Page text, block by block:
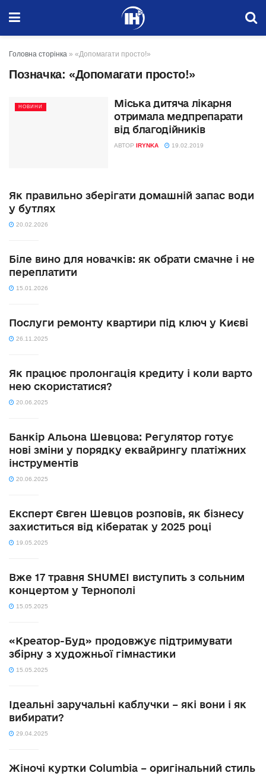
Головна сторінка » «Допомагати просто!»
Позначка: «Допомагати просто!»
НОВИНИ
Міська дитяча лікарня
отримала медпрепарати
від благодійників
АВТОР IRYNKA 19.02.2019
Як правильно зберігати домашній запас води
у бутлях
20.02.2026
Біле вино для новачків: як обрати смачне і не
переплатити
15.01.2026
Послуги ремонту квартири під ключ у Києві
26.11.2025
Як працює пролонгація кредиту і коли варто
нею скористатися?
20.06.2025
Банкір Альона Шевцова: Регулятор готує
нові зміни у порядку еквайрингу платіжних
інструментів
20.06.2025
Експерт Євген Шевцов розповів, як бізнесу
захиститься від кібератак у 2025 році
19.05.2025
Вже 17 травня SHUMEI виступить з сольним
концертом у Тернополі
15.05.2025
«Креатор-Буд» продовжує підтримувати
збірну з художньої гімнастики
15.05.2025
Ідеальні заручальні каблучки – які вони і як
вибирати?
29.04.2025
Жіночі куртки Columbia – оригінальний стиль